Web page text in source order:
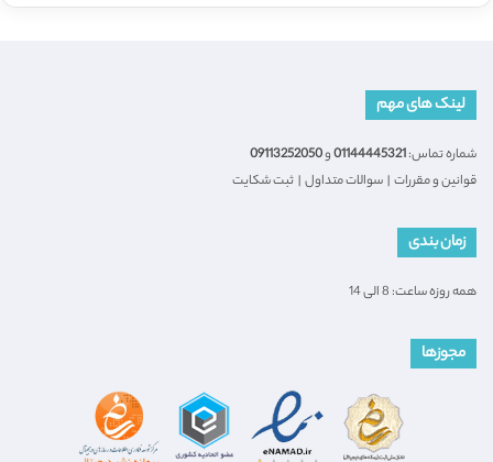
لینک های مهم
شماره تماس:01144445321و09113252050
قوانین و مقررات | سوالات متداول | ثبت شکایت
زمان بندی
همه روزه ساعت: 8 الی 14
مجوزها